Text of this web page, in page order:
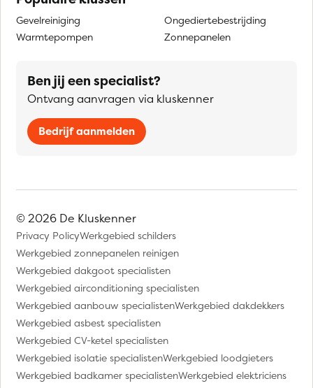
Gevelreiniging
Warmtepompen
Ongediertebestrijding
Zonnepanelen
Ben jij een specialist?
Ontvang aanvragen via kluskenner
Bedrijf aanmelden
© 2026 De Kluskenner
Privacy PolicyWerkgebied schilders
Werkgebied zonnepanelen reinigen
Werkgebied dakgoot specialisten
Werkgebied airconditioning specialisten
Werkgebied aanbouw specialistenWerkgebied dakdekkers
Werkgebied asbest specialisten
Werkgebied CV-ketel specialisten
Werkgebied isolatie specialistenWerkgebied loodgieters
Werkgebied badkamer specialistenWerkgebied elektriciens